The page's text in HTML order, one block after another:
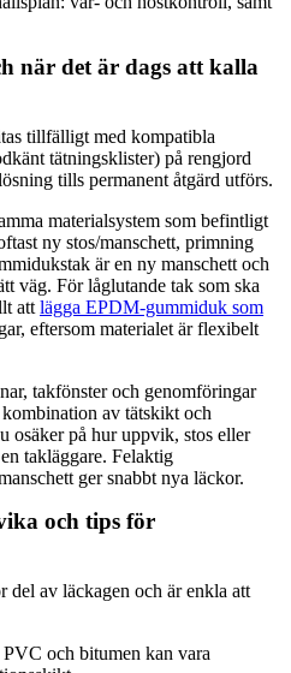
när det är dags att kalla
tillfälligt med kompatibla
tätningsklister) på rengjord
tills permanent åtgärd utförs.
materialsystem som befintligt
ny stos/manschett, primning
är en ny manschett och
väg. För låglutande tak som ska
att lägga EPDM-gummiduk som
eftersom materialet är flexibelt
takfönster och genomföringar
av tätskikt och
osäker på hur uppvik, stos eller
takläggare. Felaktig
ger snabbt nya läckor.
och tips för
del av läckagen och är enkla att
och bitumen kan vara